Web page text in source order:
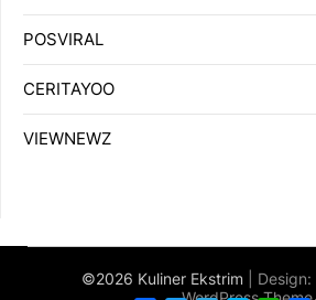
POSVIRAL
CERITAYOO
VIEWNEWZ
©2026 Kuliner Ekstrim | Design: